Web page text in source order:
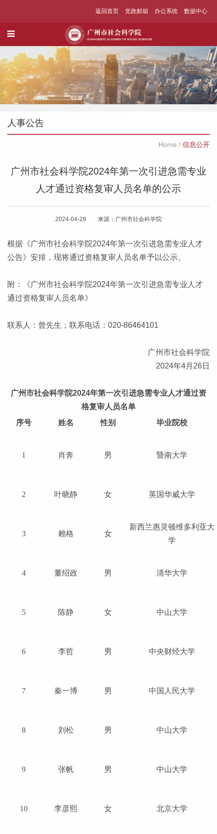
返回首页 党政邮箱 办公系统 数据中心
人事公告
Home / 信息公开
广州市社会科学院2024年第一次引进急需专业
人才通过资格复审人员名单的公示
2024-04-28 来源：广州市社会科学院
根据《广州市社会科学院2024年第一次引进急需专业人才
公告》安排，现将通过资格复审人员名单予以公示。
附：《广州市社会科学院2024年第一次引进急需专业人才
通过资格复审人员名单》
联系人：曾先生；联系电话：020-86464101
广州市社会科学院
2024年4月26日
广州市社会科学院2024年第一次引进急需专业人才通过资
格复审人员名单
序号
姓名 性别 毕业院校
1 肖奔 男 暨南大学
2 叶晓静 女 英国华威大学
3 赖格 女
新西兰惠灵顿维多利亚大
学
4 董绍政 男 清华大学
5 陈静 女 中山大学
6 李哲 男 中央财经大学
7 秦一博 男 中国人民大学
8 刘松 男 中山大学
9 张帆 男 中山大学
10 李彦熙 女 北京大学